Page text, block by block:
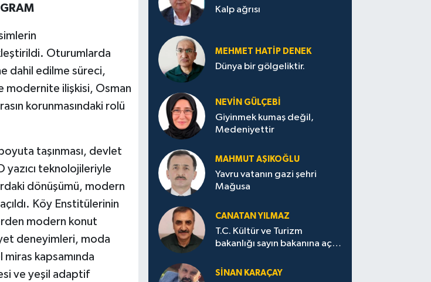
Oturumlarda
dahil edilme süreci,
modernite ilişkisi, Osman
korunmasındaki rolü
taşınması, devlet
teknolojileriyle
dönüşümü, modern
Köy Enstitülerinin
modern konut
deneyimleri, moda
kapsamında
ve yeşil adaptif
Kalp ağrısı
MEHMET HATİP DENEK
Dünya bir gölgeliktir.
NEVİN GÜLÇEBİ
Giyinmek kumaş değil,
Medeniyettir
MAHMUT AŞIKOĞLU
Yavru vatanın gazi şehri
Mağusa
CANATAN YILMAZ
T.C. Kültür ve Turizm
bakanlığı sayın bakanına açık
SİNAN KARAÇAY